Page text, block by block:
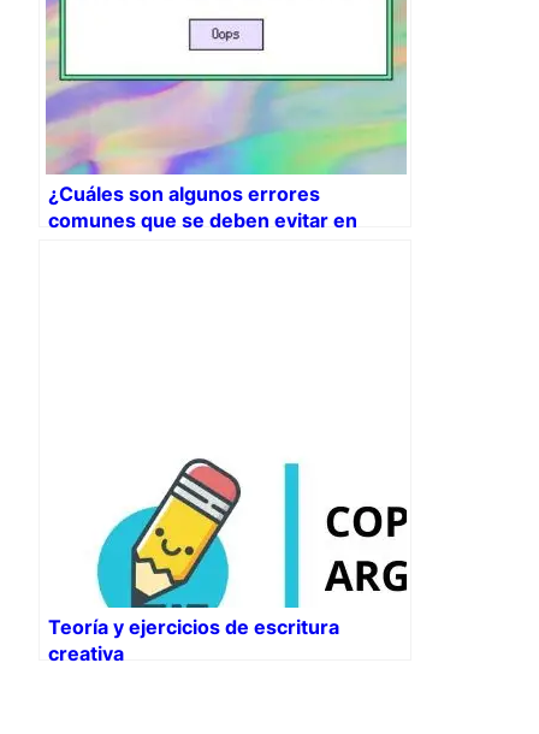
¿Cuáles son algunos errores
comunes que se deben evitar en
Teoría y ejercicios de escritura
creativa